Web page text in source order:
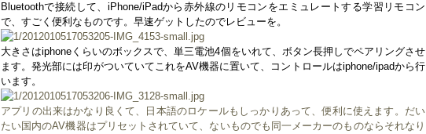
Bluetoothで接続して、iPhone/iPadから赤外線のリモコンをエミュレートする学習リモコン
で、すごく便利なものです。早速ゲットしたのでレビューを。
大きさはiphoneくらいのボックスで、単三電池4個をいれて、ボタン長押しでペアリングさせ
ます。発光部には印がついていてこれをAV機器に置いて、コントロールはiphone/ipadから行
います。
アプリの出来はかなり良くて、日本語のロケールもしっかりあって、便利に使えます。だい
たい国内のAV機器はプリセットされていて、ないものでも同一メーカーのものならそれなり